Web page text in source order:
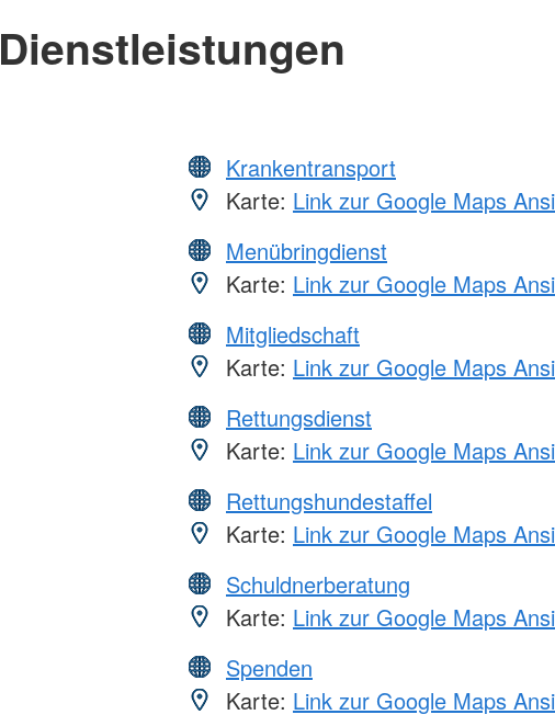
Dienstleistungen
Krankentransport
Karte: Link zur Google Maps
Menübringdienst
Karte: Link zur Google Maps
Mitgliedschaft
Karte: Link zur Google Maps
Rettungsdienst
Karte: Link zur Google Maps
Rettungshundestaffel
Karte: Link zur Google Maps
Schuldnerberatung
Karte: Link zur Google Maps
Spenden
Karte: Link zur Google Maps